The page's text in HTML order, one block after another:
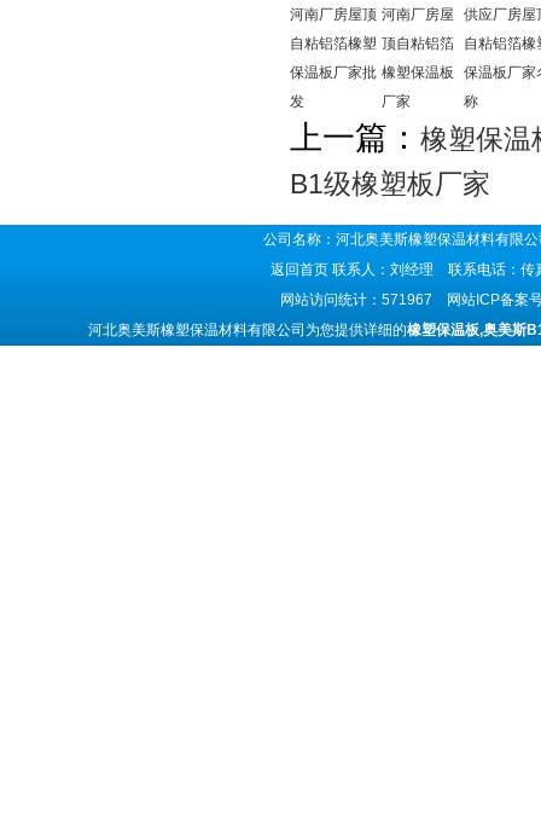
河南厂房屋顶
自粘铝箔橡塑
保温板厂家批
发
河南厂房屋
顶自粘铝箔
橡塑保温板
厂家
供应厂房屋
自粘铝箔橡
保温板厂家
称
上一篇： 橡塑保温
B1级橡塑板厂家
公司名称：河北奥美斯橡塑保温材料有
返回首页 联系人：刘经理 联系电话：
网站访问统计：571967 网站ICP备案
河北奥美斯橡塑保温材料有限公司为您提供详细的橡塑保温板,奥美斯